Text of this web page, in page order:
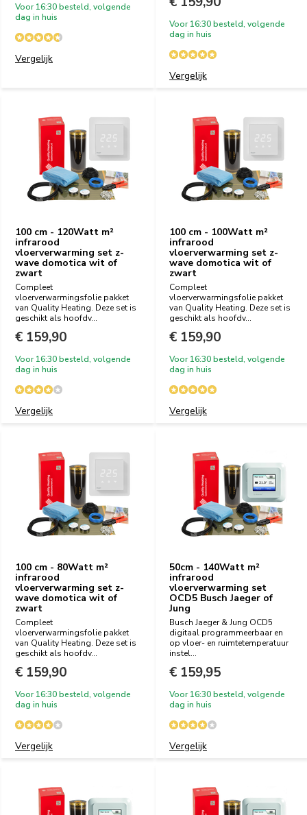
Voor 16:30 besteld, volgende
dag in huis
Vergelijk
Voor 16:30 besteld, volgende
dag in huis
Vergelijk
100 cm - 120Watt m²
infrarood
vloerverwarming set z-
wave domotica wit of
zwart
Compleet
vloerverwarmingsfolie pakket
van Quality Heating. Deze set is
geschikt als hoofdv...
€ 159,90
Voor 16:30 besteld, volgende
dag in huis
Vergelijk
100 cm - 100Watt m²
infrarood
vloerverwarming set z-
wave domotica wit of
zwart
Compleet
vloerverwarmingsfolie pakket
van Quality Heating. Deze set is
geschikt als hoofdv...
€ 159,90
Voor 16:30 besteld, volgende
dag in huis
Vergelijk
100 cm - 80Watt m²
infrarood
vloerverwarming set z-
wave domotica wit of
zwart
Compleet
vloerverwarmingsfolie pakket
van Quality Heating. Deze set is
geschikt als hoofdv...
€ 159,90
Voor 16:30 besteld, volgende
dag in huis
Vergelijk
50cm - 140Watt m²
infrarood
vloerverwarming set
OCD5 Busch Jaeger of
Jung
Busch Jaeger & Jung OCD5
digitaal programmeerbaar en
op vloer- en ruimtetemperatuur
instel...
€ 159,95
Voor 16:30 besteld, volgende
dag in huis
Vergelijk